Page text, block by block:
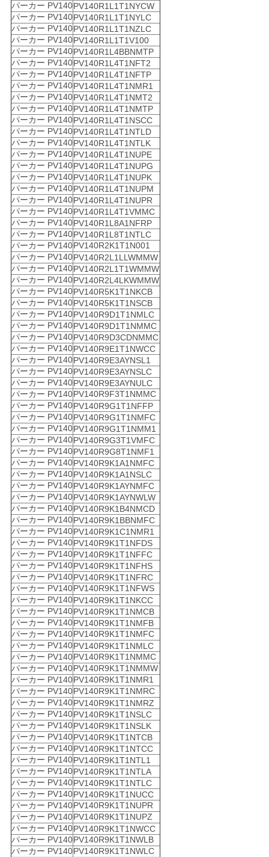
パーカー PV140PV140R1L1T1NYCW
パーカー PV140PV140R1L1T1NYLC
パーカー PV140PV140R1L1T1NZLC
パーカー PV140PV140R1L1T1V100
パーカー PV140PV140R1L4BBNMTP
パーカー PV140PV140R1L4T1NFT2
パーカー PV140PV140R1L4T1NFTP
パーカー PV140PV140R1L4T1NMR1
パーカー PV140PV140R1L4T1NMT2
パーカー PV140PV140R1L4T1NMTP
パーカー PV140PV140R1L4T1NSCC
パーカー PV140PV140R1L4T1NTLD
パーカー PV140PV140R1L4T1NTLK
パーカー PV140PV140R1L4T1NUPE
パーカー PV140PV140R1L4T1NUPG
パーカー PV140PV140R1L4T1NUPK
パーカー PV140PV140R1L4T1NUPM
パーカー PV140PV140R1L4T1NUPR
パーカー PV140PV140R1L4T1VMMC
パーカー PV140PV140R1L8A1NFRP
パーカー PV140PV140R1L8T1NTLC
パーカー PV140PV140R2K1T1N001
パーカー PV140PV140R2L1LLWMMW
パーカー PV140PV140R2L1T1WMMW
パーカー PV140PV140R2L4LKWMMW
パーカー PV140PV140R5K1T1NKCB
パーカー PV140PV140R5K1T1NSCB
パーカー PV140PV140R9D1T1NMLC
パーカー PV140PV140R9D1T1NMMC
パーカー PV140PV140R9D3CDNMMC
パーカー PV140PV140R9E1T1NWCC
パーカー PV140PV140R9E3AYNSL1
パーカー PV140PV140R9E3AYNSLC
パーカー PV140PV140R9E3AYNULC
パーカー PV140PV140R9F3T1NMMC
パーカー PV140PV140R9G1T1NFFP
パーカー PV140PV140R9G1T1NMFC
パーカー PV140PV140R9G1T1NMM1
パーカー PV140PV140R9G3T1VMFC
パーカー PV140PV140R9G8T1NMF1
パーカー PV140PV140R9K1A1NMFC
パーカー PV140PV140R9K1A1NSLC
パーカー PV140PV140R9K1AYNMFC
パーカー PV140PV140R9K1AYNWLW
パーカー PV140PV140R9K1B4NMCD
パーカー PV140PV140R9K1BBNMFC
パーカー PV140PV140R9K1C1NMR1
パーカー PV140PV140R9K1T1NFDS
パーカー PV140PV140R9K1T1NFFC
パーカー PV140PV140R9K1T1NFHS
パーカー PV140PV140R9K1T1NFRC
パーカー PV140PV140R9K1T1NFWS
パーカー PV140PV140R9K1T1NKCC
パーカー PV140PV140R9K1T1NMCB
パーカー PV140PV140R9K1T1NMFB
パーカー PV140PV140R9K1T1NMFC
パーカー PV140PV140R9K1T1NMLC
パーカー PV140PV140R9K1T1NMMC
パーカー PV140PV140R9K1T1NMMW
パーカー PV140PV140R9K1T1NMR1
パーカー PV140PV140R9K1T1NMRC
パーカー PV140PV140R9K1T1NMRZ
パーカー PV140PV140R9K1T1NSLC
パーカー PV140PV140R9K1T1NSLK
パーカー PV140PV140R9K1T1NTCB
パーカー PV140PV140R9K1T1NTCC
パーカー PV140PV140R9K1T1NTL1
パーカー PV140PV140R9K1T1NTLA
パーカー PV140PV140R9K1T1NTLC
パーカー PV140PV140R9K1T1NUCC
パーカー PV140PV140R9K1T1NUPR
パーカー PV140PV140R9K1T1NUPZ
パーカー PV140PV140R9K1T1NWCC
パーカー PV140PV140R9K1T1NWLB
パーカー PV140PV140R9K1T1NWLC